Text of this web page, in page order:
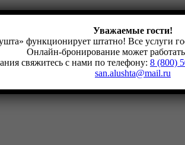
Уважаемые гости!
функционирует штатно! Все услуги
Онлайн-бронирование может
свяжитесь с нами по телефону: 8 (800)
san.alushta@mail.ru